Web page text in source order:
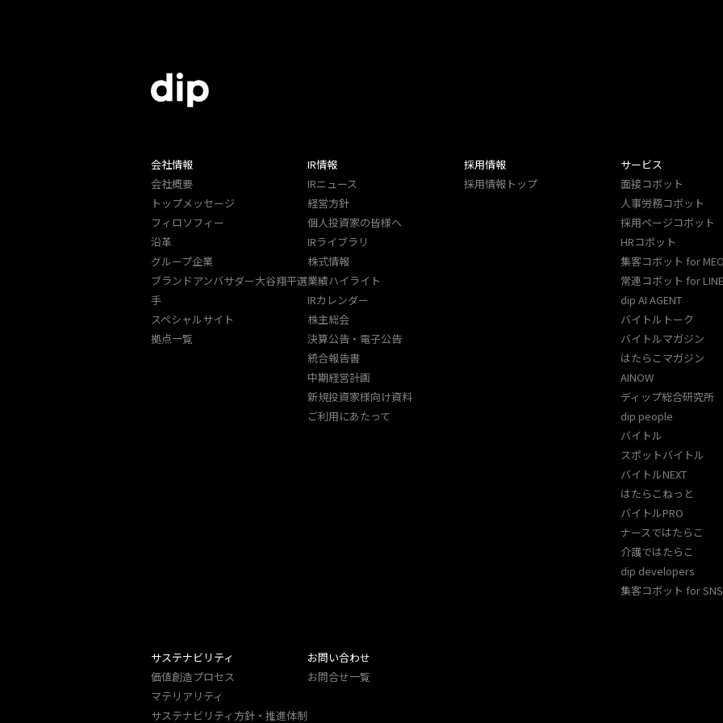
会社情報
会社概要
トップメッセージ
フィロソフィー
沿革
グループ企業
ブランドアンバサダー大谷翔平選
手
スペシャルサイト
拠点一覧
IR情報
IRニュース
経営方針
個人投資家の皆様へ
IRライブラリ
株式情報
業績ハイライト
IRカレンダー
株主総会
決算公告・電子公告
統合報告書
中期経営計画
新規投資家様向け資料
ご利用にあたって
採用情報
採用情報トップ
サービス
面接コボット
人事労務コボット​
採用ページコボット​
HRコボット
集客コボット for MEO
常連コボット for LINE​
dip AI AGENT
バイトルトーク
バイトルマガジン
はたらこマガジン
AINOW
ディップ総合研究所
dip people
バイトル
スポットバイトル
バイトルNEXT
はたらこねっと
バイトルPRO
ナースではたらこ
介護ではたらこ
dip developers
集客コボット for
サステナビリティ
価値創造プロセス
マテリアリティ
サステナビリティ方針・推進体制
お問い合わせ
お問合せ一覧